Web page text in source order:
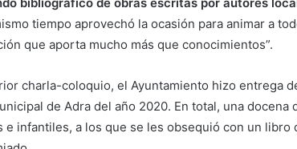
tiempo aprovechó la ocasión para animar a
que aporta mucho más que conocimientos”.
charla-coloquio, el Ayuntamiento hizo entrega
de Adra del año 2020. En total, una docena
infantiles, a los que se les obsequió con un libro